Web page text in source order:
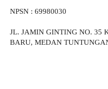
NPSN : 69980030
JL. JAMIN GINTING NO. 35
BARU, MEDAN